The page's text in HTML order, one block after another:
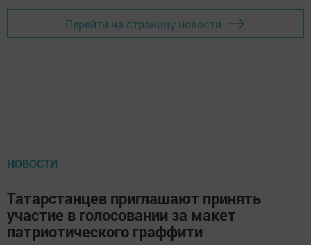
Перейти на страницу новости
НОВОСТИ
Татарстанцев приглашают принять
участие в голосовании за макет
патриотического граффити